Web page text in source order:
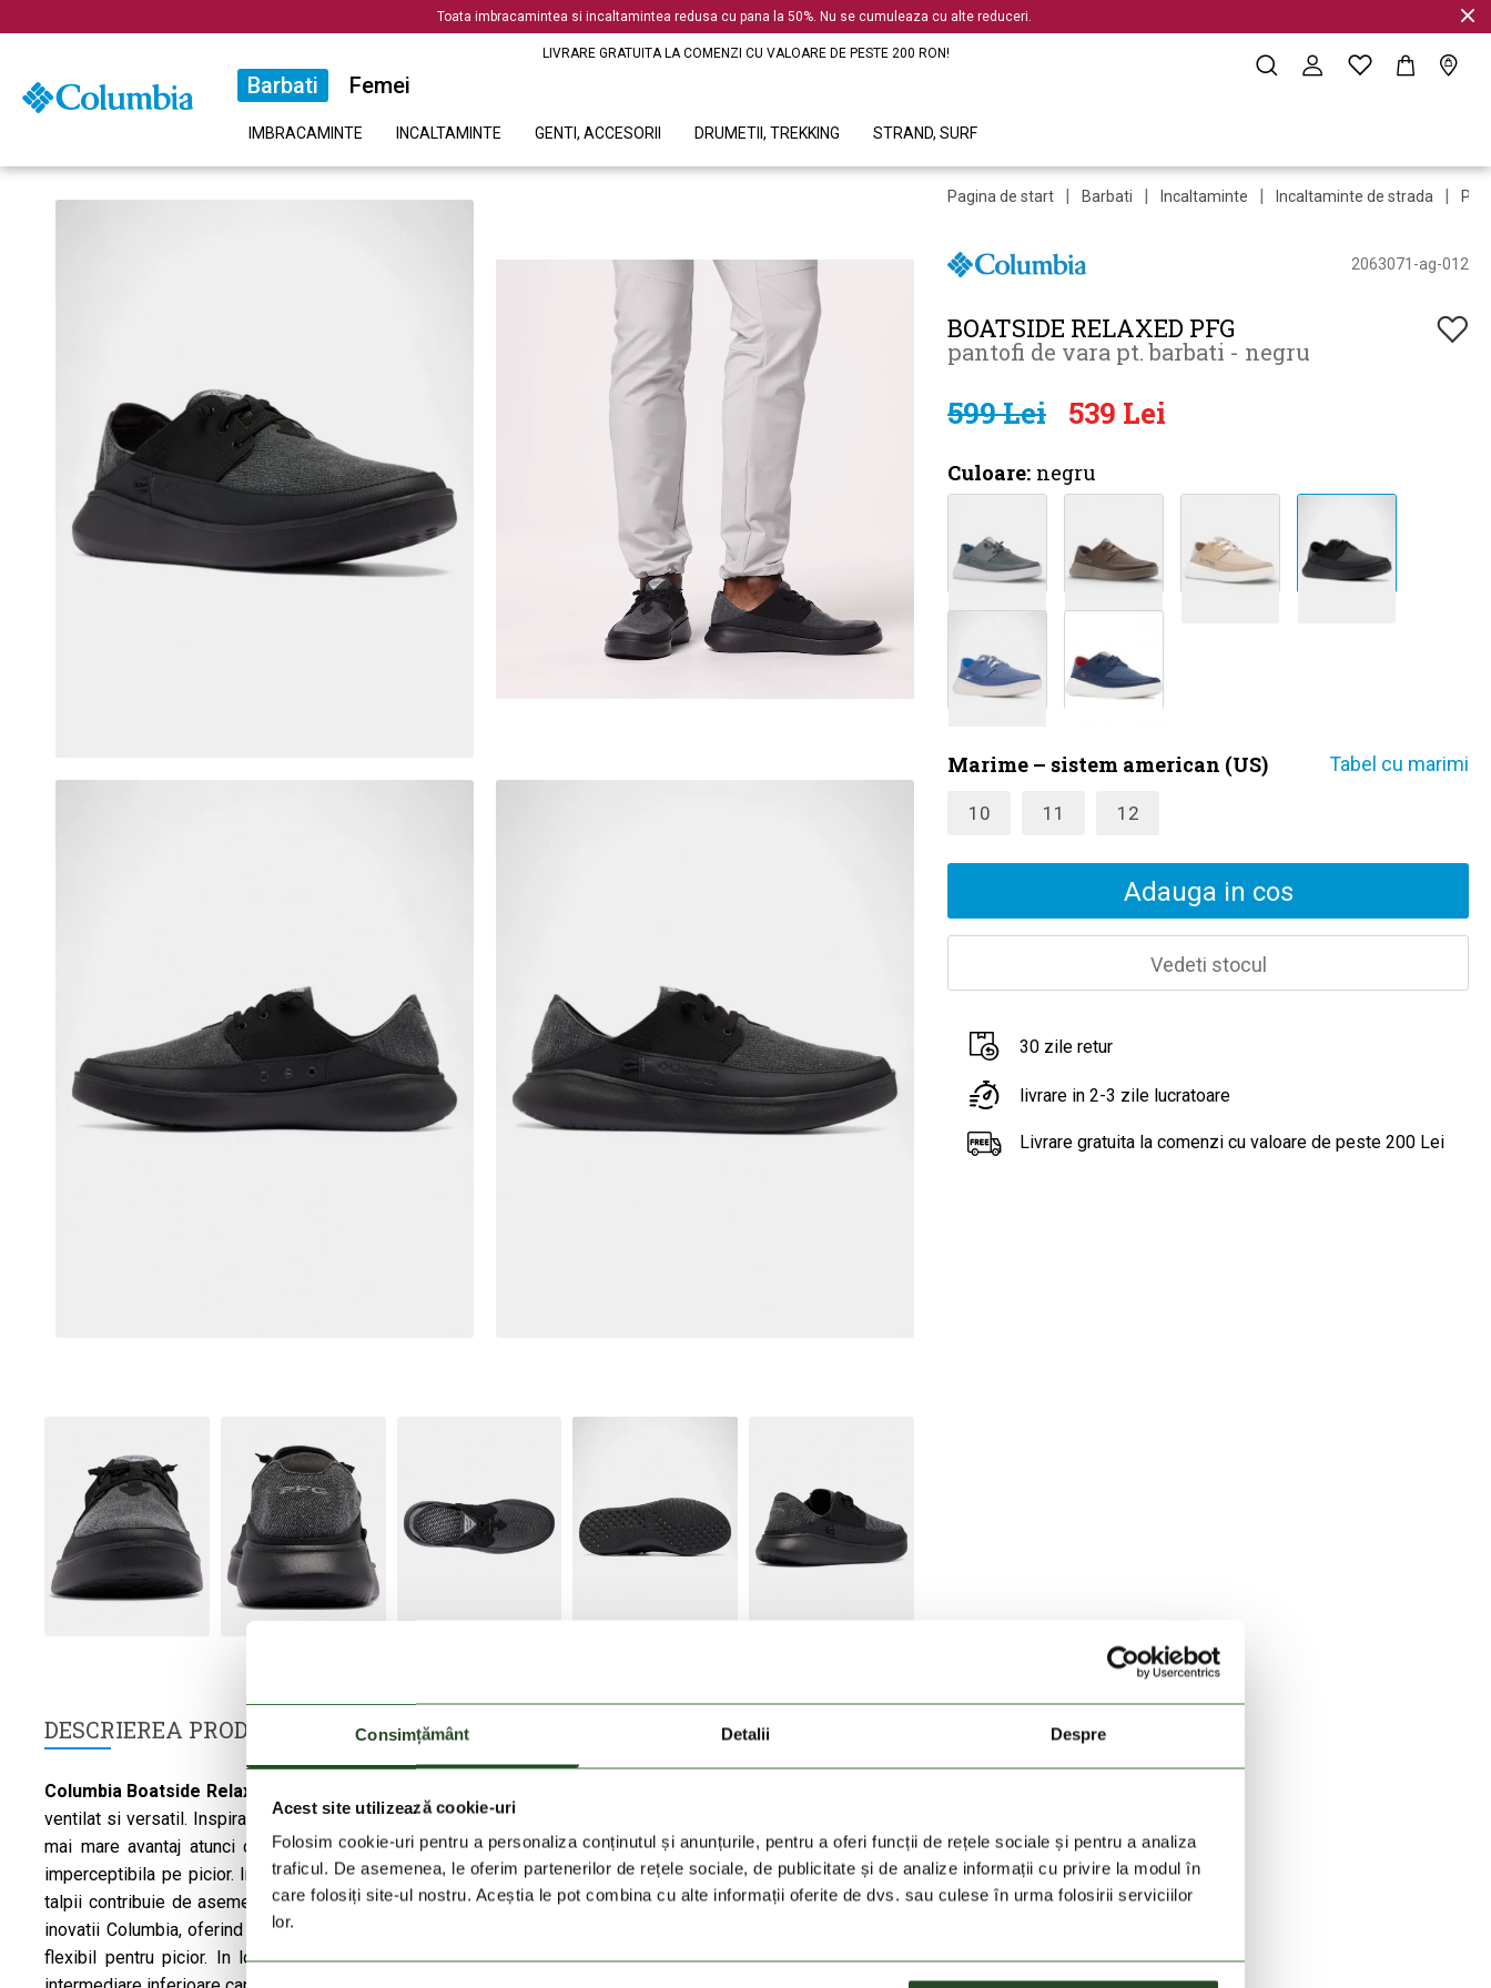
Consimțământ Detalii Despre
Acest site utilizează cookie-uri
Folosim cookie-uri pentru a personaliza conținutul și anunțurile, pentru a oferi funcții de rețele sociale și pentru a analiza
traficul. De asemenea, le oferim partenerilor de rețele sociale, de publicitate și de analize informații cu privire la modul în
care folosiți site-ul nostru. Aceștia le pot combina cu alte informații oferite de dvs. sau culese în urma folosirii serviciilor
lor.
Toata imbracamintea si incaltamintea redusa cu pana la 50%. Nu se cumuleaza cu alte reduceri.
LIVRARE GRATUITA LA COMENZI CU VALOARE DE PESTE 200 RON!
Barbati Femei
IMBRACAMINTE INCALTAMINTE GENTI, ACCESORII DRUMETII, TREKKING STRAND, SURF
DESCRIEREA PRODUSULUI
Columbia Boatside Relaxed PFG
ventilat si versatil. Inspirata de lumea navigatiei, partea superioara subtire din plasa de la
mai mare avantaj atunci cand este purtata, deoarece greutatea totala de numai 198 de grame este aproape
imperceptibila pe picior. In plus, fata de partea superioara mai lata pentru o incaltare usoara si rapida, designul
talpii contribuie de asemenea foarte mult la confortul pantofului. Omni Grip LT este una dintre cele mai recente
inovatii Columbia, oferind confort exceptional cu greutate redusa, absorbtie buna a terenului denivelat si suport
flexibil pentru picior. In locul unei talpi exterioare din cauciuc separate, Omni Grip LT are un design al talpii
Pagina de start | Barbati | Incaltaminte | Incaltaminte de strada |
2063071-ag-012
BOATSIDE RELAXED PFG
pantofi de vara pt. barbati - negru
599 Lei 539 Lei
Culoare: negru
Marime – sistem american (US) Tabel cu marimi
10 11 12
Adauga in cos
Vedeti stocul
30 zile retur
livrare in 2-3 zile lucratoare
Livrare gratuita la comenzi cu valoare de peste 200 Lei